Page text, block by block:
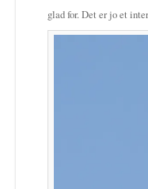
glad for. Det er jo et